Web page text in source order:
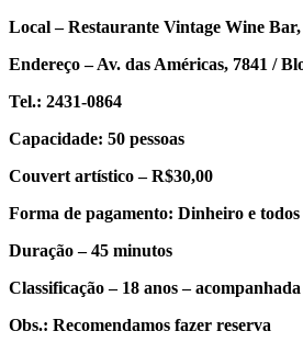
Local – Restaurante Vintage Wine
Endereço – Av. das Américas, 7841 /
Tel.: 2431-0864
Capacidade: 50 pessoas
Couvert artístico – R$30,00
Forma de pagamento: Dinheiro e
Duração – 45 minutos
Classificação – 18 anos –
Obs.: Recomendamos fazer reserva